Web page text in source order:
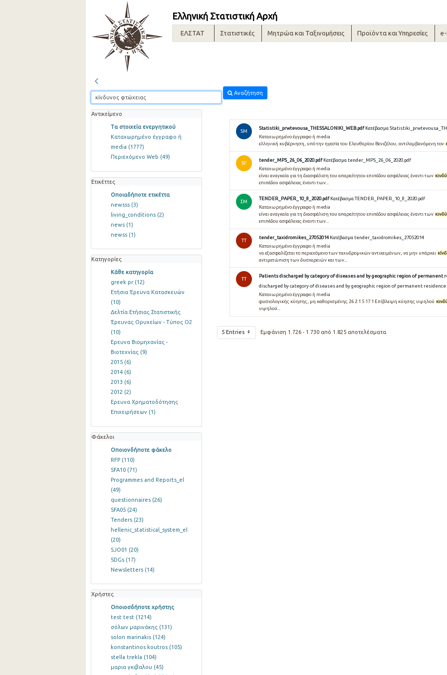
Ελληνική Στατιστική Αρχή
ΕΛΣΤΑΤ Στατιστικές Μητρώα και Ταξινομήσεις Προϊόντα και Υπηρεσίες
Αναζήτηση
Αντικείμενο
Τα στοιχεία ενεργητικού
Καταχωρημένο έγγραφο ή
media (1777)
Περιεχόμενο Web (49)
Ετικέττες
Οποιαδήποτε ετικέττα
newsss (3)
living_conditions (2)
news (1)
newss (1)
Κατηγορίες
Κάθε κατηγορία
greek pr (12)
Ετήσια Έρευνα Κατασκευών
(10)
Δελτία Ετήσιας Στατιστικής
Έρευνας Ορυχείων - Τύπος Ο2
(10)
Ερευνα Βιομηχανίας -
Βιοτεχνίας (9)
2015 (6)
2014 (6)
2013 (6)
2012 (2)
Ερευνα Χρηματοδότησης
Επιχειρήσεων (1)
Φάκελοι
Οποιονδήποτε φάκελο
RFP (110)
SFA10 (71)
Programmes and Reports_el
(49)
questionnaires (26)
SFA05 (24)
Tenders (23)
hellenic_statistical_system_el
(20)
SJO01 (20)
SDGs (17)
Newsletters (14)
Χρήστες
Οποιοσδήποτε χρήστης
test test (1214)
σόλων μαρινάκης (131)
solon marinakis (124)
konstantinos koutros (105)
stella trekla (104)
μαρια γκιβαλου (45)
SM
Statistiki_prwtevousa_THESSALONIKI_WEB.pdf Κατέβασμα
Καταχωρημένο έγγραφο ή media
ελληνική κυβέρνηση, υπό την ηγεσία του Ελευθερίου Βενιζέλου, αντιλαμβανόμενη τον
SF
tender_MPS_26_06_2020.pdf Κατέβασμα tender_MPS_26_06_2020.pdf
Καταχωρημένο έγγραφο ή media
είναι αναγκαία για τη διασφάλιση του απαραίτητου επιπέδου ασφάλειας έναντι των
επιπέδου ασφάλειας έναντι των...
ΣΜ
TENDER_PAPER_10_8_2020.pdf Κατέβασμα TENDER_PAPER_10_8_2020.pdf
Καταχωρημένο έγγραφο ή media
είναι αναγκαία για τη διασφάλιση του απαραίτητου επιπέδου ασφάλειας έναντι των
επιπέδου ασφάλειας έναντι των...
TT
tender_taxidromikes_27052014 Κατέβασμα tender_taxidromikes_27052014
Καταχωρημένο έγγραφο ή media
να εξασφαλίζεται το περιεχόμενο των ταχυδρομικών αντικειμένων, να μην υπάρχει
αντιμετώπιση των δυσχερειών και των...
TT
Patients discharged by category of diseases and by geographic region of permanent
discharged by category of diseases and by geographic region of permanent residence
Καταχωρημένο έγγραφο ή media
φυσιολογικής κύησης, μη καθορισμένης 26 2 1 5 17 1 Επίβλεψη κύησης υψηλού
υψηλού...
5 Entries Εμφάνιση 1.726 - 1.730 από 1.825 αποτελέσματα.